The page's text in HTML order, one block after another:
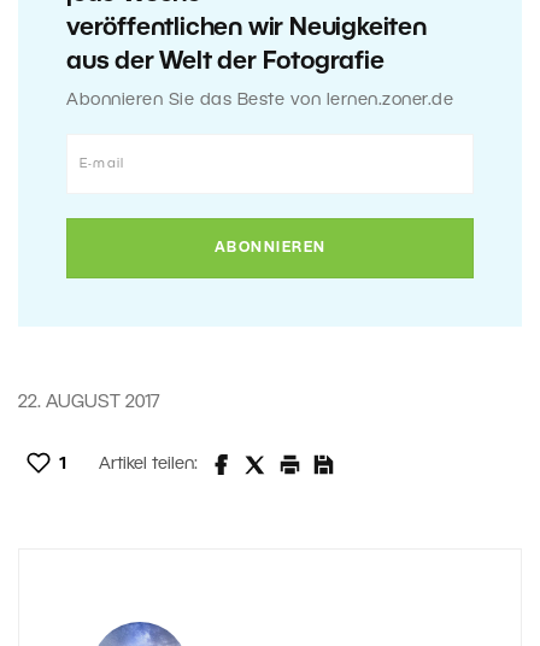
veröffentlichen wir Neuigkeiten
aus der Welt der Fotografie
Abonnieren Sie das Beste von lernen.zoner.de
22. AUGUST 2017
1 Artikel teilen: